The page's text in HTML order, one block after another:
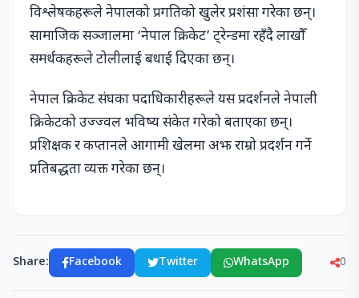
विश्लेषकहरूले नेपालको प्रगतिको खुलेर प्रशंसा गरेका छन्।
सामाजिक सञ्जालमा ‘नेपाल क्रिकेट’ ट्रेन्डमा रहँदै लाखौँ
समर्थकहरूले टोलीलाई बधाई दिएका छन्।
नेपाल क्रिकेट संघका पदाधिकारीहरूले यस प्रदर्शनले नेपाली
क्रिकेटको उज्ज्वल भविष्य संकेत गरेको बताएका छन्।
प्रशिक्षक र कप्तानले आगामी खेलमा अझ राम्रो प्रदर्शन गर्ने
प्रतिबद्धता व्यक्त गरेका छन्।
Share: Facebook Twitter WhatsApp 0